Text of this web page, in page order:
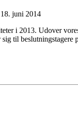
juni 2014
i 2013. Udover
til